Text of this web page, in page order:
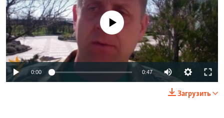
No media source currently available
0:00 0:47
Загрузить